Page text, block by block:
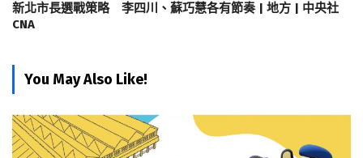
新北市長選戰策略 李四川、蘇巧慧各有節奏 | 地方 | 中央社
CNA
You May Also Like!